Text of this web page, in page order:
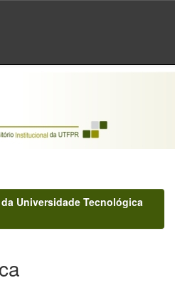
Universidade Tecnológica